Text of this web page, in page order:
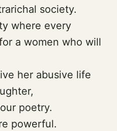
society.
where every
a women who will
her abusive life
poetry.
powerful.